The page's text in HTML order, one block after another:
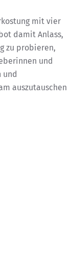
mit vier
damit Anlass,
zu probieren,
und
und
auszutauschen